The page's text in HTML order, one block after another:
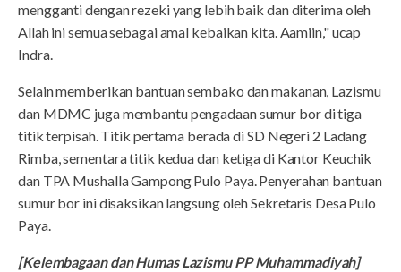
mengganti dengan rezeki yang lebih baik dan diterima oleh
Allah ini semua sebagai amal kebaikan kita. Aamiin," ucap
Indra.
Selain memberikan bantuan sembako dan makanan, Lazismu
dan MDMC juga membantu pengadaan sumur bor di tiga
titik terpisah. Titik pertama berada di SD Negeri 2 Ladang
Rimba, sementara titik kedua dan ketiga di Kantor Keuchik
dan TPA Mushalla Gampong Pulo Paya. Penyerahan bantuan
sumur bor ini disaksikan langsung oleh Sekretaris Desa Pulo
Paya.
[Kelembagaan dan Humas Lazismu PP Muhammadiyah]